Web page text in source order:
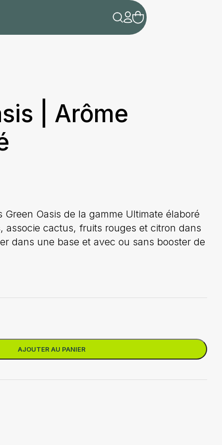
| Arôme
Green Oasis de la gamme Ultimate élaboré
associe cactus, fruits rouges et citron dans
dans une base et avec ou sans booster de
AJOUTER AU PANIER